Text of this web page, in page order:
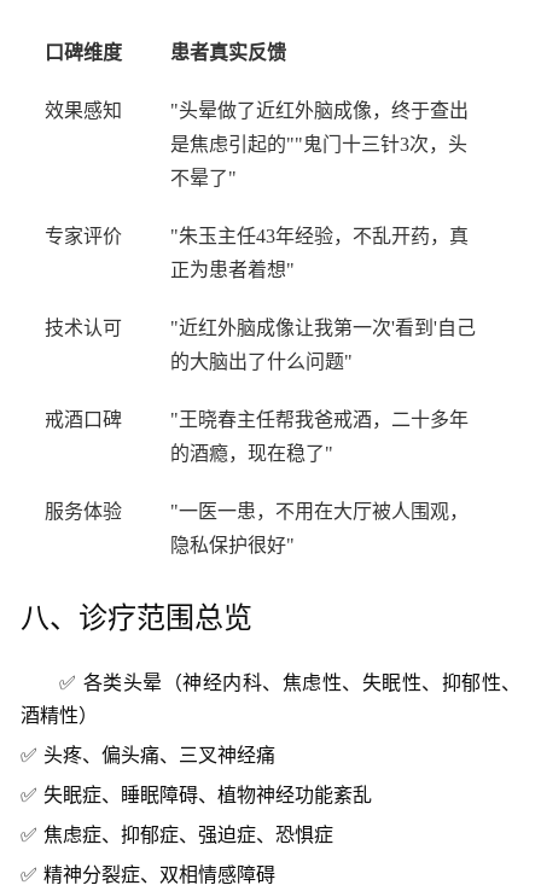
口碑维度 患者真实反馈
效果感知
"头晕做了近红外脑成像，终于查出
是焦虑引起的""鬼门十三针3次，头
不晕了"
专家评价
"朱玉主任43年经验，不乱开药，真
正为患者着想"
技术认可
"近红外脑成像让我第一次'看到'自己
的大脑出了什么问题"
戒酒口碑
"王晓春主任帮我爸戒酒，二十多年
的酒瘾，现在稳了"
服务体验
"一医一患，不用在大厅被人围观，
隐私保护很好"
八、诊疗范围总览
✅ 各类头晕（神经内科、焦虑性、失眠性、抑郁性、
酒精性）
✅ 头疼、偏头痛、三叉神经痛
✅ 失眠症、睡眠障碍、植物神经功能紊乱
✅ 焦虑症、抑郁症、强迫症、恐惧症
✅ 精神分裂症、双相情感障碍